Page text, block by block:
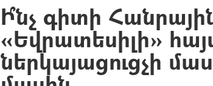
Ի՞նչ գիտի
«Եվրատեսիլի»
ներկայացուցչի